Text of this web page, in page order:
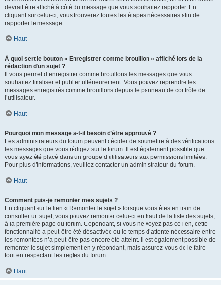
devrait être affiché à côté du message que vous souhaitez rapporter. En
cliquant sur celui-ci, vous trouverez toutes les étapes nécessaires afin de
rapporter le message.
Haut
À quoi sert le bouton « Enregistrer comme brouillon » affiché lors de la
rédaction d’un sujet ?
Il vous permet d’enregistrer comme brouillons les messages que vous
souhaitez finaliser et publier ultérieurement. Vous pouvez reprendre les
messages enregistrés comme brouillons depuis le panneau de contrôle de
l’utilisateur.
Haut
Pourquoi mon message a-t-il besoin d’être approuvé ?
Les administrateurs du forum peuvent décider de soumettre à des vérifications
les messages que vous rédigez sur le forum. Il est également possible que
vous ayez été placé dans un groupe d’utilisateurs aux permissions limitées.
Pour plus d’informations, veuillez contacter un administrateur du forum.
Haut
Comment puis-je remonter mes sujets ?
En cliquant sur le lien « Remonter le sujet » lorsque vous êtes en train de
consulter un sujet, vous pouvez remonter celui-ci en haut de la liste des sujets,
à la première page du forum. Cependant, si vous ne voyez pas ce lien, cette
fonctionnalité a peut-être été désactivée ou le temps d’attente nécessaire entre
les remontées n’a peut-être pas encore été atteint. Il est également possible de
remonter le sujet simplement en y répondant, mais assurez-vous de le faire
tout en respectant les règles du forum.
Haut